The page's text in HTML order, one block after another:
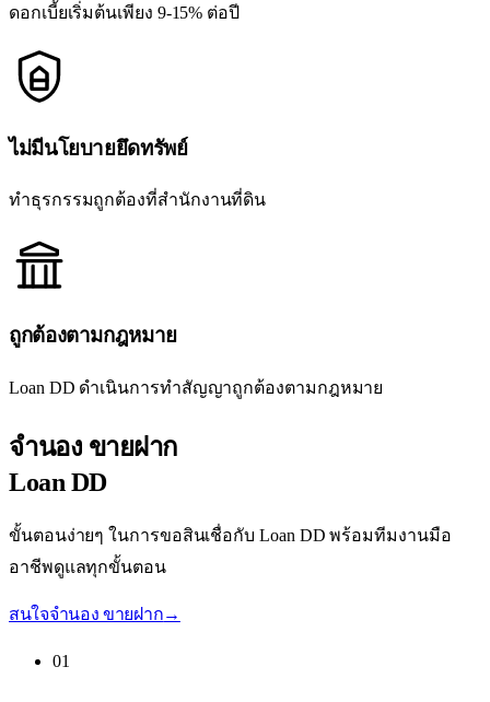
ดอกเบี้ยเริ่มต้นเพียง 9-15% ต่อปี
ไม่มีนโยบายยึดทรัพย์
ทำธุรกรรมถูกต้องที่สำนักงานที่ดิน
ถูกต้องตามกฎหมาย
Loan DD ดำเนินการทำสัญญาถูกต้องตามกฎหมาย
จำนอง ขายฝาก
Loan DD
ขั้นตอนง่ายๆ ในการขอสินเชื่อกับ Loan DD พร้อมทีมงานมือ
อาชีพดูแลทุกขั้นตอน
สนใจจำนอง ขายฝาก→
01